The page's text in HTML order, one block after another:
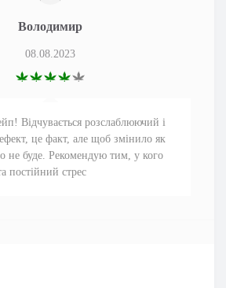
Володимир
08.08.2023
Відчувається розслаблюючий і
це факт, але щоб змінило як
не буде. Рекомендую тим, у кого
постійний стрес